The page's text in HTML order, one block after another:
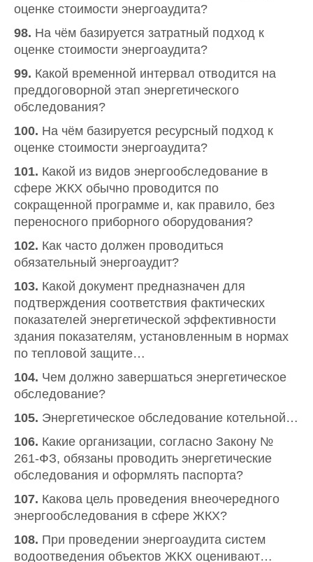
оценке стоимости энергоаудита?
98. На чём базируется затратный подход к
оценке стоимости энергоаудита?
99. Какой временной интервал отводится на
преддоговорной этап энергетического
обследования?
100. На чём базируется ресурсный подход к
оценке стоимости энергоаудита?
101. Какой из видов энергообследование в
сфере ЖКХ обычно проводится по
сокращенной программе и, как правило, без
переносного приборного оборудования?
102. Как часто должен проводиться
обязательный энергоаудит?
103. Какой документ предназначен для
подтверждения соответствия фактических
показателей энергетической эффективности
здания показателям, установленным в нормах
по тепловой защите…
104. Чем должно завершаться энергетическое
обследование?
105. Энергетическое обследование котельной…
106. Какие организации, согласно Закону №
261-ФЗ, обязаны проводить энергетические
обследования и оформлять паспорта?
107. Какова цель проведения внеочередного
энергообследования в сфере ЖКХ?
108. При проведении энергоаудита систем
водоотведения объектов ЖКХ оценивают…